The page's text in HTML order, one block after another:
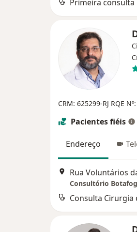
CRM: 625299-RJ RQE
Pacientes fiéis
Endereço
Consulta Cirurgia